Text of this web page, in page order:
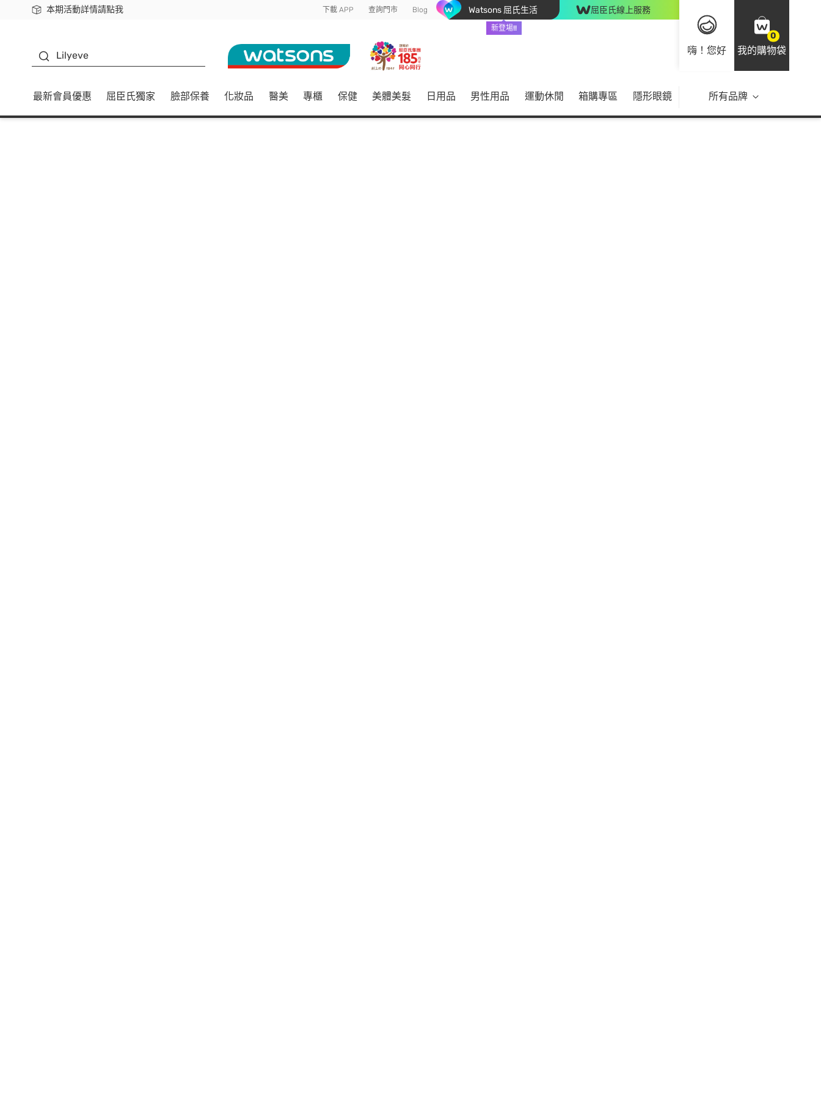
本期活動詳情請點我
下載app最高回饋$350 下載 APP 查詢門市 Blog Watsons 屈氏生活
新登場!!
屈臣氏線上服務
嗨！您好
0
我的購物袋
Lilyeve
最新會員優惠 屈臣氏獨家 臉部保養 化妝品 醫美 專櫃 保健 美體美髮 日用品 男性用品 運動休閒 箱購專區 隱形眼鏡 所有品牌